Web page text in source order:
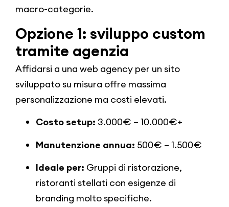
macro-categorie.
Opzione 1: sviluppo custom
tramite agenzia
Affidarsi a una web agency per un sito
sviluppato su misura offre massima
personalizzazione ma costi elevati.
Costo setup: 3.000€ – 10.000€+
Manutenzione annua: 500€ – 1.500€
Ideale per: Gruppi di ristorazione,
ristoranti stellati con esigenze di
branding molto specifiche.